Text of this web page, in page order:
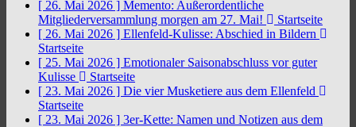
[ 26. Mai 2026 ] Memento: Außerordentliche
Mitgliederversammlung morgen am 27. Mai!
Startseite
[ 26. Mai 2026 ] Ellenfeld-Kulisse: Abschied in Bildern
Startseite
[ 25. Mai 2026 ] Emotionaler Saisonabschluss vor guter
Kulisse
Startseite
[ 23. Mai 2026 ] Die vier Musketiere aus dem Ellenfeld
Startseite
[ 23. Mai 2026 ] 3er-Kette: Namen und Notizen aus dem